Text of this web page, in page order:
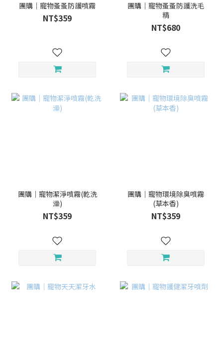
團購｜寵物蚤蚤防護噴霧
NT$359
團購｜寵物蚤蚤防護洗毛
精
NT$680
團購｜寵物潔淨噴霧(乾洗
澡)
NT$359
團購｜寵物環境除臭噴霧
(草本香)
NT$359